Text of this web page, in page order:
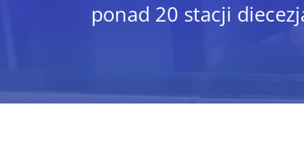
ponad 20 stacji